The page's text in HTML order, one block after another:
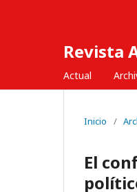
Revista
Actual
Inicio /
El